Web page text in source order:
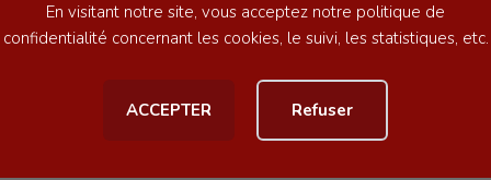
En visitant notre site, vous acceptez notre politique de
confidentialité concernant les cookies, le suivi, les statistiques, etc.
ACCEPTER Refuser
Natation artistique
Outdoor
à retordre à Camon au match aller, et que c’est un
pas tomber dans la facilité sous peine de se faire
leur lutte à distance et de préparer au mieux
trouver en régularité pour ne plus se faire peur